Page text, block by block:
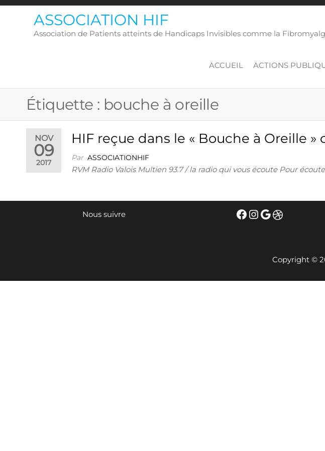
Skip
ASSOCIATION HIF
Association de Patients atteints de Handicaps Invisibles comme la
ACCUEIL ACTIONS
Étiquette : bouche à oreille
NOV
09
2017
HIF reçue dans le « Bouche à Oreille »
Par ASSOCIATIONHIF
RVM Radio Valois Multien 93.7 / la radio qui vous écoute Pour
Nous suivre Facebook
Instagram
Google
Dribbble
Copyright ©